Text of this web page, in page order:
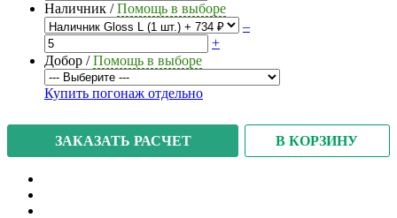
Наличник /Помощь в выборе
–
+
Добор /Помощь в выборе
Купить погонаж отдельно
ЗАКАЗАТЬ РАСЧЕТ В КОРЗИНУ